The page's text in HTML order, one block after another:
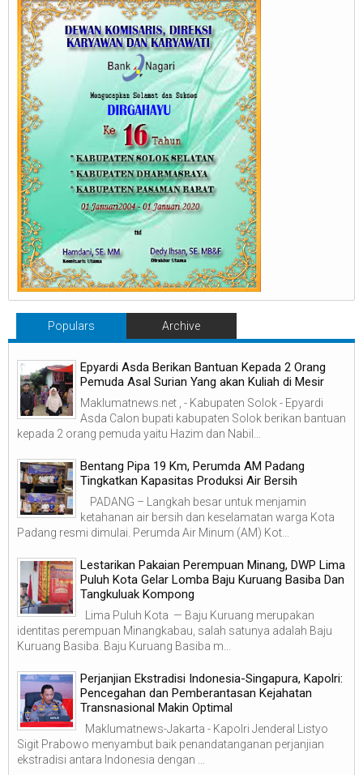
Populars Archive
Epyardi Asda Berikan Bantuan Kepada 2 Orang
Pemuda Asal Surian Yang akan Kuliah di Mesir
Maklumatnews.net , - Kabupaten Solok - Epyardi
Asda Calon bupati kabupaten Solok berikan bantuan
kepada 2 orang pemuda yaitu Hazim dan Nabil...
‎Bentang Pipa 19 Km, Perumda AM Padang
Tingkatkan Kapasitas Produksi Air Bersih
‎ ‎ PADANG – Langkah besar untuk menjamin
ketahanan air bersih dan keselamatan warga Kota
Padang resmi dimulai. Perumda Air Minum (AM) Kot...
Lestarikan Pakaian Perempuan Minang, DWP Lima
Puluh Kota Gelar Lomba Baju Kuruang Basiba Dan
Tangkuluak Kompong
Lima Puluh Kota — Baju Kuruang merupakan
identitas perempuan Minangkabau, salah satunya adalah Baju
Kuruang Basiba. Baju Kuruang Basiba m...
Perjanjian Ekstradisi Indonesia-Singapura, Kapolri:
Pencegahan dan Pemberantasan Kejahatan
Transnasional Makin Optimal
Maklumatnews-Jakarta - Kapolri Jenderal Listyo
Sigit Prabowo menyambut baik penandatanganan perjanjian
ekstradisi antara Indonesia dengan ...